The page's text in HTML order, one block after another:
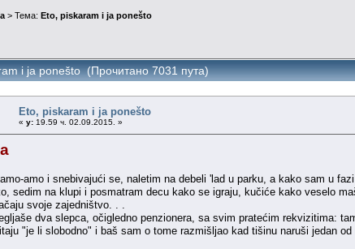
> Тема: Eto, piskaram i ja ponešto
i ja ponešto (Прочитано 7031 пута)
Eto, piskaram i ja ponešto
« у: 19.59 ч. 02.09.2015. »
amo i snebivajući se, naletim na debeli 'lad u parku, a kako sam u
sedim na klupi i posmatram decu kako se igraju, kučiće kako veselo
svoje zajedništvo. . .
dva slepca, očigledno penzionera, sa svim pratećim rekvizitima:
"je li slobodno" i baš sam o tome razmišljao kad tišinu naruši jedan od